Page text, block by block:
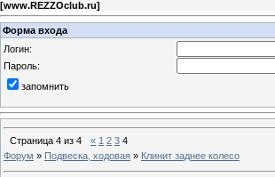
[www.REZZOclub.ru]
Форма входа
Логин:
Пароль:
запомнить
Страница 4 из 4 « 1 2 3 4
Форум » Подвеска, ходовая » Клинит заднее колесо